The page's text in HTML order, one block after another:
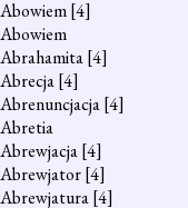
Abowiem[4]
Abowiem
Abrahamita[4]
Abrecja[4]
Abrenuncjacja[4]
Abretia
Abrewjacja[4]
Abrewjator[4]
Abrewjatura[4]